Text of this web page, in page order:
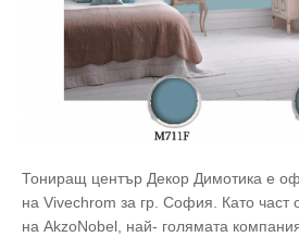
Тониращ център Декор Димотика е
на Vivechrom за гр. София. Като част
на AkzoNobel, най- голямата